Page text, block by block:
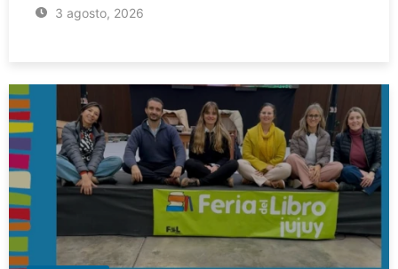
3 agosto, 2026